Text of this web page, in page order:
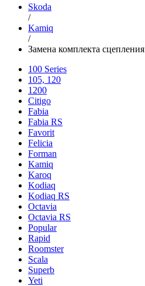
Skoda
/
Kamiq
/
Замена комплекта сцепления
100 Series
105, 120
1200
Citigo
Fabia
Fabia RS
Favorit
Felicia
Forman
Kamiq
Karoq
Kodiaq
Kodiaq RS
Octavia
Octavia RS
Popular
Rapid
Roomster
Scala
Superb
Yeti